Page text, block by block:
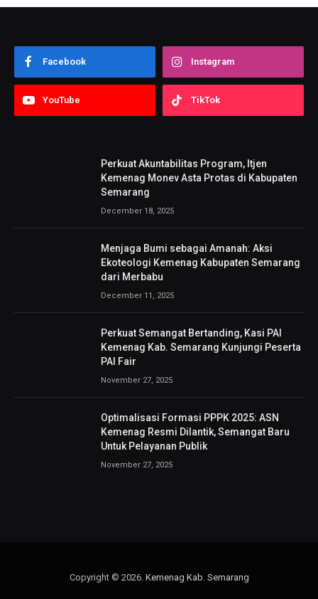
Facebook Instagram
YouTube TikTok
Perkuat Akuntabilitas Program, Itjen
Kemenag Monev Asta Protas di Kabupaten
Semarang
December 18, 2025
Menjaga Bumi sebagai Amanah: Aksi
Ekoteologi Kemenag Kabupaten Semarang
dari Merbabu
December 11, 2025
Perkuat Semangat Bertanding, Kasi PAI
Kemenag Kab. Semarang Kunjungi Peserta
PAI Fair
November 27, 2025
Optimalisasi Formasi PPPK 2025: ASN
Kemenag Resmi Dilantik, Semangat Baru
Untuk Pelayanan Publik
November 27, 2025
Copyright © 2026. Kemenag Kab. Semarang